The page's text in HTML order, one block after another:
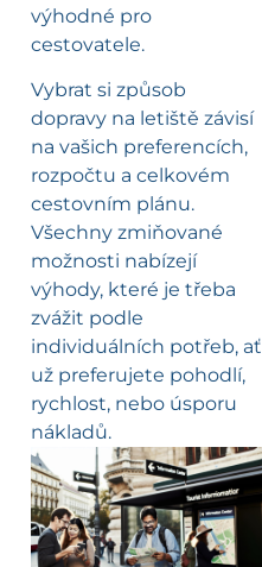
výhodné pro
cestovatele.
Vybrat si způsob
dopravy na letiště závisí
na vašich preferencích,
rozpočtu a celkovém
cestovním plánu.
Všechny zmiňované
možnosti nabízejí
výhody, které je třeba
zvážit podle
individuálních potřeb, ať
už preferujete pohodlí,
rychlost, nebo úsporu
nákladů.